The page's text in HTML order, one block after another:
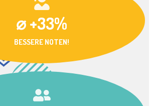
⌀ +33%
BESSERE NOTEN!